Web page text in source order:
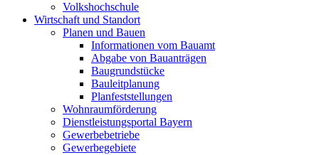
Volkshochschule
Wirtschaft und Standort
Planen und Bauen
Informationen vom Bauamt
Abgabe von Bauanträgen
Baugrundstücke
Bauleitplanung
Planfeststellungen
Wohnraumförderung
Dienstleistungsportal Bayern
Gewerbebetriebe
Gewerbegebiete